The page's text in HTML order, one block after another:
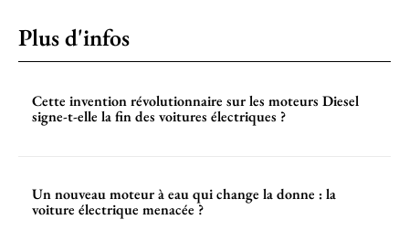
Plus d'infos
Cette invention révolutionnaire sur les moteurs Diesel
signe-t-elle la fin des voitures électriques ?
Un nouveau moteur à eau qui change la donne : la
voiture électrique menacée ?